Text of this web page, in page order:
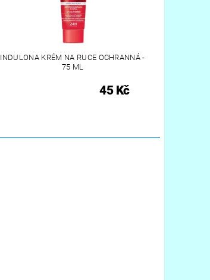
INDULONA KRÉM NA RUCE OCHRANNÁ -
75 ML
45 Kč